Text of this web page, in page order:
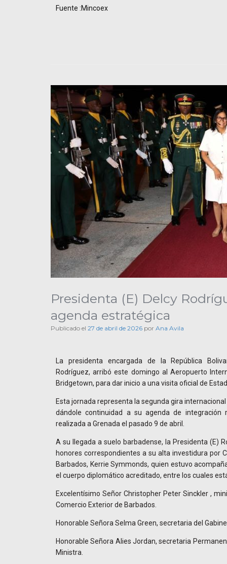
Fuente :Mincoex
Presidenta (E) Delcy
agenda estratégica
Publicado el 27 de abril de 2026 por Ana Avila
La presidenta encargada de la República
Rodríguez, arribó este domingo al Aeropuerto
Bridgetown, para dar inicio a una visita oficial de
Esta jornada representa la segunda gira
dándole continuidad a su agenda de integración
realizada a Grenada el pasado 9 de abril.
A su llegada a suelo barbadense, la Presidenta (E)
honores correspondientes a su alta investidura por
Barbados, Kerrie Symmonds, quien estuvo
el cuerpo diplomático acreditado, entre los cuales
Excelentísimo Señor Christopher Peter Sinckler ,
Comercio Exterior de Barbados.
Honorable Señora Selma Green, secretaria del
Honorable Señora Alies Jordan, secretaria
Ministra.